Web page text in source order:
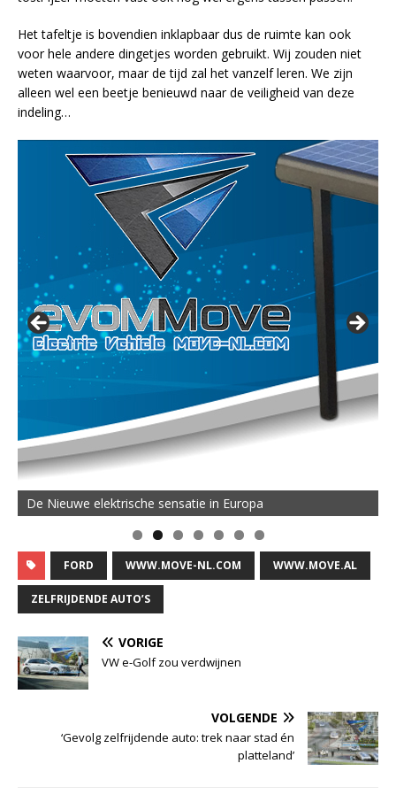
Het tafeltje is bovendien inklapbaar dus de ruimte kan ook
voor hele andere dingetjes worden gebruikt. Wij zouden niet
weten waarvoor, maar de tijd zal het vanzelf leren. We zijn
alleen wel een beetje benieuwd naar de veiligheid van deze
indeling…
De Nieuwe elektrische sensatie in Europa
FORD WWW.MOVE-NL.COM WWW.MOVE.AL
ZELFRIJDENDE AUTO’S
VORIGE
VW e-Golf zou verdwijnen
VOLGENDE
‘Gevolg zelfrijdende auto: trek naar stad én
platteland’